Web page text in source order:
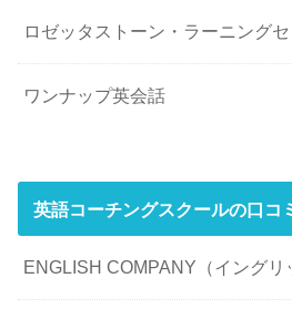
ロゼッタストーン・ラーニング
ワンナップ英会話
英語コーチングスクールの口コ
ENGLISH COMPANY（イングリ